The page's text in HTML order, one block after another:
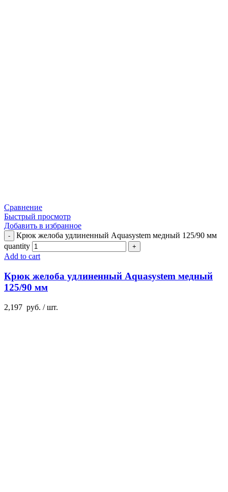
Сравнение
Быстрый просмотр
Добавить в избранное
Крюк желоба удлиненный Aquasystem медный 125/90 мм
quantity
Add to cart
Крюк желоба удлиненный Aquasystem медный
125/90 мм
2,197 руб. / шт.